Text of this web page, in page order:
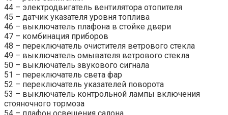
44 – электродвигатель вентилятора отопителя
45 – датчик указателя уровня топлива
46 – выключатель плафона в стойке двери
47 – комбинация приборов
48 – переключатель очистителя ветрового стекла
49 – выключатель омывателя ветрового стекла
50 – выключатель звукового сигнала
51 – переключатель света фар
52 – переключатель указателей поворота
53 – выключатель контрольной лампы включения
стояночного тормоза
54 – плафон освещения салона